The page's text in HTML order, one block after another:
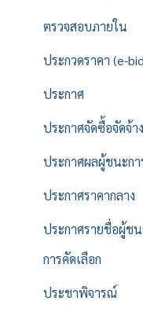
ตรวจสอบภายใน
ประกวดราคา (e-
ประกาศ
ประกาศจัดซื้อจัดจ้าง
ประกาศผลผู้ชนะก
ประกาศราคากลาง
ประกาศรายชื่อผู้ช
การคัดเลือก
ประชาพิจารณ์